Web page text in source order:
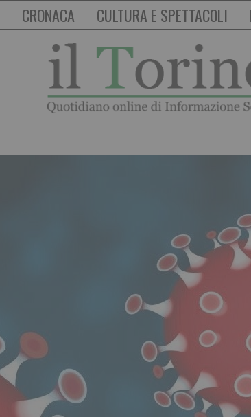
CRONACA CULTURA E SPETTACOLI